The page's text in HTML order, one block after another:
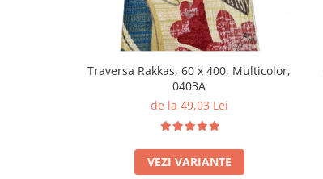
Traversa Rakkas, 60 x 400, Multicolor,
0403A
de la 49,03 Lei
VEZI VARIANTE